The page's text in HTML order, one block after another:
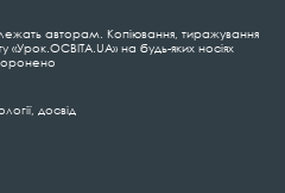
авторам. Копіювання, тиражування
на будь-яких носіях
досвід